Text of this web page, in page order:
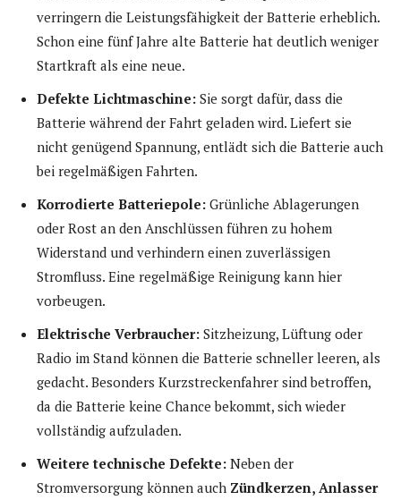
verringern die Leistungsfähigkeit der Batterie erheblich.
Schon eine fünf Jahre alte Batterie hat deutlich weniger
Startkraft als eine neue.
Defekte Lichtmaschine: Sie sorgt dafür, dass die
Batterie während der Fahrt geladen wird. Liefert sie
nicht genügend Spannung, entlädt sich die Batterie auch
bei regelmäßigen Fahrten.
Korrodierte Batteriepole: Grünliche Ablagerungen
oder Rost an den Anschlüssen führen zu hohem
Widerstand und verhindern einen zuverlässigen
Stromfluss. Eine regelmäßige Reinigung kann hier
vorbeugen.
Elektrische Verbraucher: Sitzheizung, Lüftung oder
Radio im Stand können die Batterie schneller leeren, als
gedacht. Besonders Kurzstreckenfahrer sind betroffen,
da die Batterie keine Chance bekommt, sich wieder
vollständig aufzuladen.
Weitere technische Defekte: Neben der
Stromversorgung können auch Zündkerzen, Anlasser